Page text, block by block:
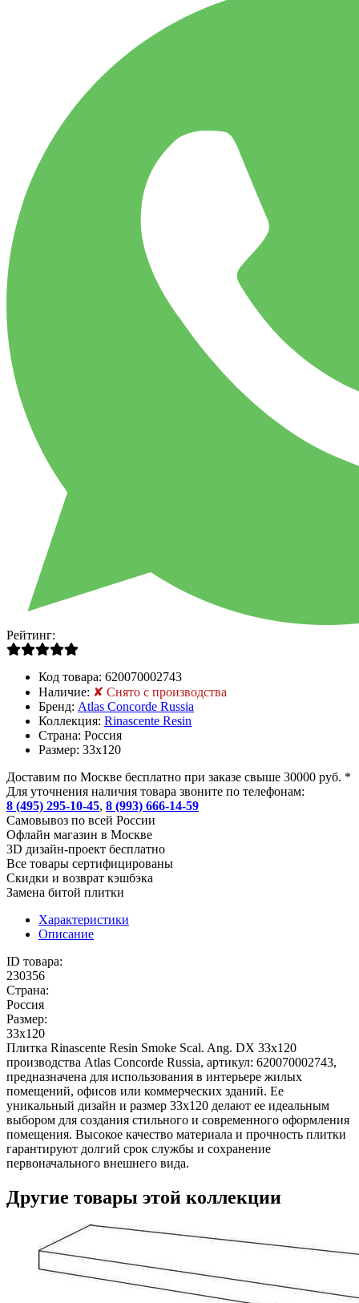
Рейтинг:
Код товара: 620070002743
Наличие: ✘ Снято с производства
Бренд: Atlas Concorde Russia
Коллекция: Rinascente Resin
Страна: Россия
Размер: 33x120
Доставим по Москве бесплатно при заказе свыше 30000 руб. *
Для уточнения наличия товара звоните по телефонам:
8 (495) 295-10-45, 8 (993) 666-14-59
Cамовывоз по всей России
Офлайн магазин в Москве
3D дизайн-проект бесплатно
Все товары сертифицированы
Скидки и возврат кэшбэка
Замена битой плитки
Характеристики
Описание
ID товара:
230356
Страна:
Россия
Размер:
33x120
Плитка Rinascente Resin Smoke Scal. Ang. DX 33x120
производства Atlas Concorde Russia, артикул: 620070002743,
предназначена для использования в интерьере жилых
помещений, офисов или коммерческих зданий. Ее
уникальный дизайн и размер 33x120 делают ее идеальным
выбором для создания стильного и современного оформления
помещения. Высокое качество материала и прочность плитки
гарантируют долгий срок службы и сохранение
первоначального внешнего вида.
Другие товары этой коллекции